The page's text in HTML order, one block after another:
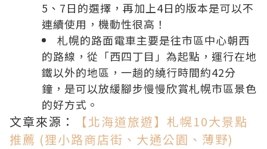
5、7日的選擇，再加上4日的版本是可以不
連續使用，機動性很高！
札幌的路面電車主要是往市區中心朝西
的路線，從「西四丁目」為起點，運行在地
鐵以外的地區，一趟的繞行時間約42分
鐘，是可以放緩腳步慢慢欣賞札幌市區景色
的好方式。
文章來源：
【北海道旅遊】札幌10大景點
推薦 (狸小路商店街、大通公園、薄野)